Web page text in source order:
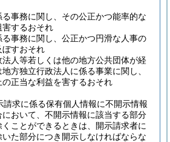
事務に関し、その公正かつ能率的な
するおそれ
る事務に関し、公正かつ円滑な人事の
ぼすおそれ
法人等若しくは他の地方公共団体が経
方独立行政法人に係る事業に関し、
の正当な利益を害するおそれ
請求に係る保有個人情報に不開示情報
おいて、不開示情報に該当する部分
ことができるときは、開示請求者に
た部分につき開示しなければならな